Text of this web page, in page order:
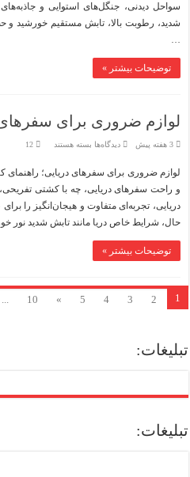
سواحل دیدنی، جنگل‌های استوایی و
شدید، رطوبت بالا، تابش مستقیم خورشید
…
توضیحات بیشتر »
لوازم ضروری برای
3 هفته پیش دیدگاه‌ها برای
برای
دریایی
بسته هستند 12
لوازم ضروری برای سفرهای دریایی؛ راهنمای
و راحت سفرهای دریایی، چه با کشتی
دریایی، تجربه‌ای متفاوت و هیجان‌انگیز را
حال، شرایط خاص دریا مانند تابش شدید نور
توضیحات بیشتر »
1
2
3
4
5
»
10
...
تبلیغات:
تبلیغات: